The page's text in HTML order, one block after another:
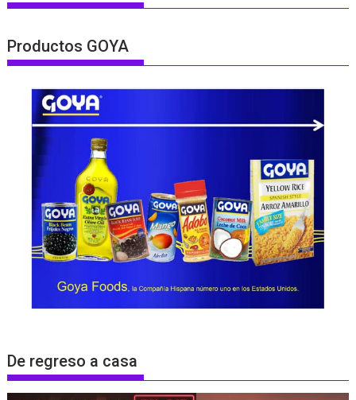
Productos GOYA
De regreso a casa